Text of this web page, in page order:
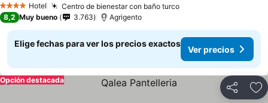
4 EstrellasHotel Centro de bienestar con baño turcoVer precios
8,2 Muy bueno 3.763 Agrigento
Elige fechas para ver los precios exactos
Ver precios
Compartir
Opción destacada